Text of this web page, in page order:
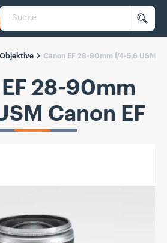
Suche
Canon EF 28-90mm f/4-5,6 USM
28-90mm
Canon EF